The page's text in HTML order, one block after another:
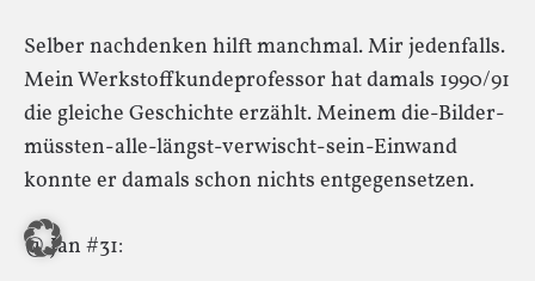
Selber nachdenken hilft manchmal. Mir jedenfalls.
Mein Werkstoffkundeprofessor hat damals 1990/91
die gleiche Geschichte erzählt. Meinem die-Bilder-
müssten-alle-längst-verwischt-sein-Einwand
konnte er damals schon nichts entgegensetzen.
@ Jan #31: